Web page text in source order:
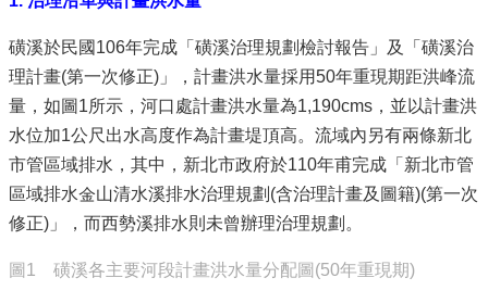
磺溪於民國106年完成「磺溪治理規劃檢討報告」及「磺溪治
理計畫(第一次修正)」，計畫洪水量採用50年重現期距洪峰流
量，如圖1所示，河口處計畫洪水量為1,190cms，並以計畫洪
水位加1公尺出水高度作為計畫堤頂高。流域內另有兩條新北
市管區域排水，其中，新北市政府於110年甫完成「新北市管
區域排水金山清水溪排水治理規劃(含治理計畫及圖籍)(第一次
修正)」，而西勢溪排水則未曾辦理治理規劃。
圖1 磺溪各主要河段計畫洪水量分配圖(50年重現期)